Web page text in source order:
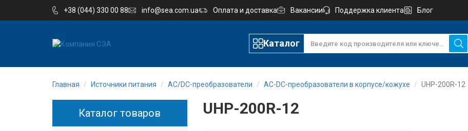
+38 (044) 330 00 88 info@sea.com.ua Оплата и доставка Вакансии Поддержка клиента Блог
Каталог
Компания
Главная Источники питания AC/DC-преобразователи AC-DC-преобразователи в корпусе/кожухе UHP-200R-12
UHP-200R-12
Каталог товаров